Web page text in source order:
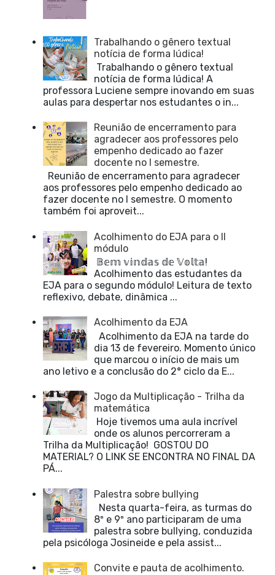
Trabalhando o gênero textual
notícia de forma lúdica!
Trabalhando o gênero textual
notícia de forma lúdica! A
professora Luciene sempre inovando em suas
aulas para despertar nos estudantes o in...
Reunião de encerramento para
agradecer aos professores pelo
empenho dedicado ao fazer
docente no I semestre.
Reunião de encerramento para agradecer
aos professores pelo empenho dedicado ao
fazer docente no I semestre. O momento
também foi aproveit...
Acolhimento do EJA para o II
módulo
𝔹𝕖𝕞 𝕧𝕚𝕟𝕕𝕒𝕤 𝕕𝕖 𝕍𝕠𝕝𝕥𝕒!
Acolhimento das estudantes da
EJA para o segundo módulo! Leitura de texto
reflexivo, debate, dinâmica ...
Acolhimento da EJA
Acolhimento da EJA na tarde do
dia 13 de fevereiro. Momento único
que marcou o início de mais um
ano letivo e a conclusão do 2° ciclo da E...
Jogo da Multiplicação - Trilha da
matemática
Hoje tivemos uma aula incrível
onde os alunos percorreram a
Trilha da Multiplicação! GOSTOU DO
MATERIAL? O LINK SE ENCONTRA NO FINAL DA
PÁ...
Palestra sobre bullying
Nesta quarta-feira, as turmas do
8º e 9º ano participaram de uma
palestra sobre bullying, conduzida
pela psicóloga Josineide e pela assist...
Convite e pauta de acolhimento.